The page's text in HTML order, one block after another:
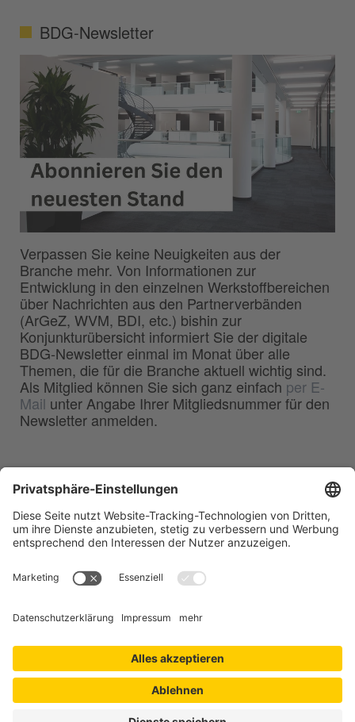
BDG-Newsletter
Verpassen Sie keine Neuigkeiten aus der
Branche mehr. Von Informationen zur
Entwicklung in den einzelnen Werkstoffbereichen
über Nachrichten aus den Partnerverbänden
(ArGeZ, WVM, BDI, etc.) bishin zur
Konjunkturübersicht informiert Sie der digitale
BDG-Newsletter einmal im Monat über alle
Themen, die für die Branche aktuell wichtig sind.
Als Mitglied können Sie sich ganz einfach per E-
Mail unter Angabe Ihrer Mitgliedsnummer für den
Newsletter anmelden.
Deutschen Gießerei-Industrie e.V.
40549 Düsseldorf
Telefon:0211 - 68 71 - 03
0211 - 68 71 - 3333
E-Mail:info(at)bdguss.de